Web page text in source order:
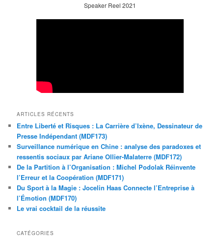
Speaker Reel 2021
ARTICLES RÉCENTS
Entre Liberté et Risques : La Carrière d’Ixène, Dessinateur de
Presse Indépendant (MDF173)
Surveillance numérique en Chine : analyse des paradoxes et
ressentis sociaux par Ariane Ollier-Malaterre (MDF172)
De la Partition à l’Organisation : Michel Podolak Réinvente
l’Erreur et la Coopération (MDF171)
Du Sport à la Magie : Jocelin Haas Connecte l’Entreprise à
l’Émotion (MDF170)
Le vrai cocktail de la réussite
CATÉGORIES